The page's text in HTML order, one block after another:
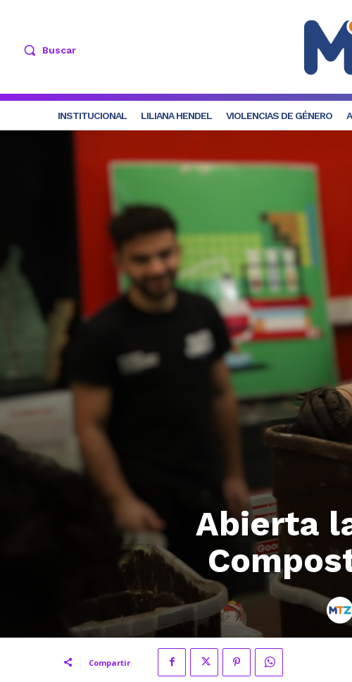
Buscar
INSTITUCIONAL LILIANA HENDEL VIOLENCIAS DE GÉNERO
Abierta
Compartir